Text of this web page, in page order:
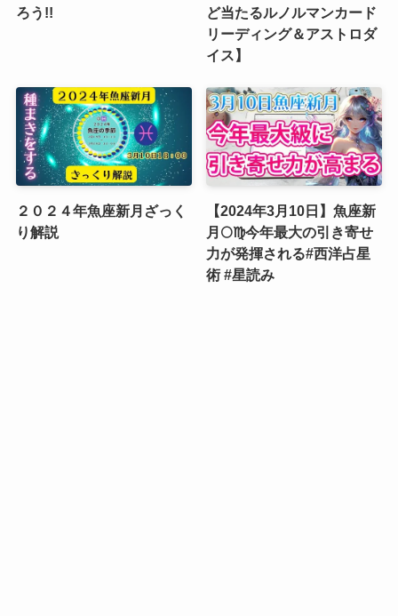
ろう!!
ど当たるルノルマンカード
リーディング＆アストロダ
イス】
２０２４年魚座新月ざっく
り解説
【2024年3月10日】魚座新
月🌕♍️今年最大の引き寄せ
力が発揮される#西洋占星
術 #星読み